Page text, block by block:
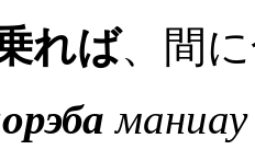
れば、間
маниау